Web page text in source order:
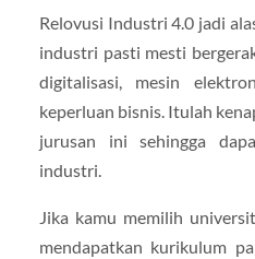
Relovusi Industri 4.0 jadi
industri pasti mesti
digitalisasi, mesin
keperluan bisnis. Itulah
jurusan ini sehingga
industri.
Jika kamu memilih
mendapatkan kurikulum